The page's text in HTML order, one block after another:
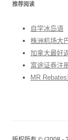
推荐阅读
自学冰岛语
株洲机场大
加拿大最好
富途证券注
MR